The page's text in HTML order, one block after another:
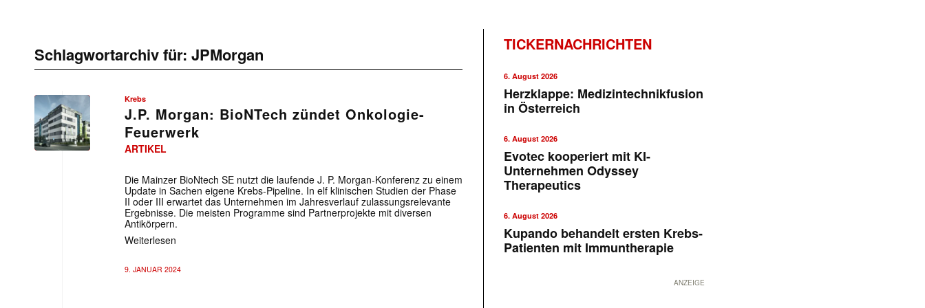
Schlagwortarchiv für: JPMorgan
Krebs
J.P. Morgan: BioNTech zündet Onkologie-
Feuerwerk
ARTIKEL
Die Mainzer BioNtech SE nutzt die laufende J. P. Morgan-Konferenz zu einem
Update in Sachen eigene Krebs-Pipeline. In elf klinischen Studien der Phase
II oder III erwartet das Unternehmen im Jahresverlauf zulassungsrelevante
Ergebnisse. Die meisten Programme sind Partnerprojekte mit diversen
Antikörpern.
Weiterlesen
9. JANUAR 2024
TICKERNACHRICHTEN
6. August 2026
Herzklappe: Medizintechnikfusion
in Österreich
6. August 2026
Evotec kooperiert mit KI-
Unternehmen Odyssey
Therapeutics
6. August 2026
Kupando behandelt ersten Krebs-
Patienten mit Immuntherapie
ANZEIGE